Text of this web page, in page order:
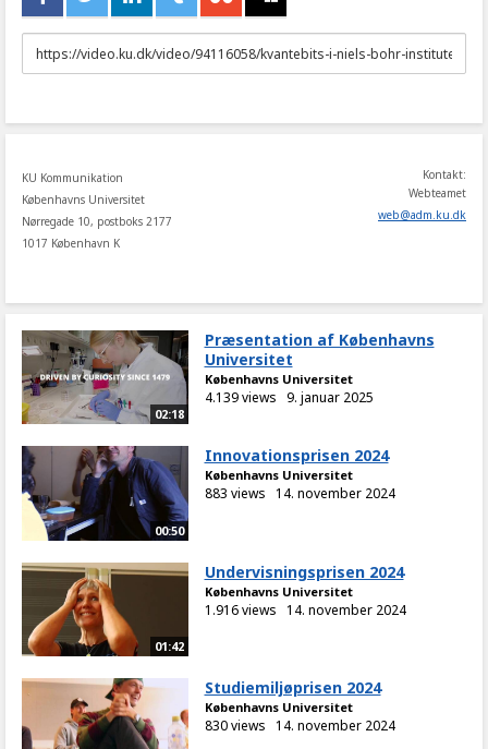
URL
to
KU Kommunikation
Københavns Universitet
Nørregade 10, postboks 2177
1017 København K
Kontakt:
Webteamet
web@adm.ku.dk
02:18
Præsentation af Københavns
Universitet
Københavns Universitet
4.139 views 9. januar 2025
00:50
Innovationsprisen 2024
Københavns Universitet
883 views 14. november 2024
01:42
Undervisningsprisen 2024
Københavns Universitet
1.916 views 14. november 2024
Studiemiljøprisen 2024
Københavns Universitet
830 views 14. november 2024